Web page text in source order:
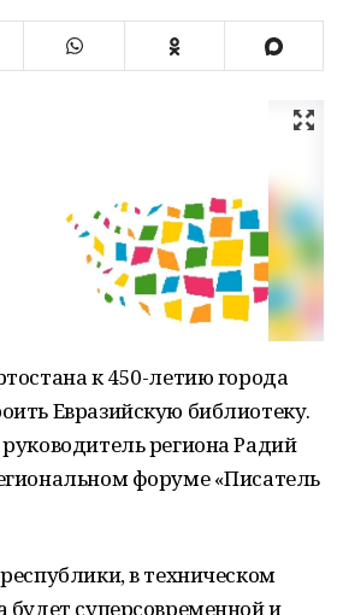
к 450-летию города
Евразийскую библиотеку.
региона Радий
форуме «Писатель
в техническом
будет суперсовременной и